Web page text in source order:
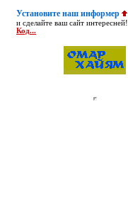
Установите наш информер
и сделайте ваш сайт интересней!
Код...